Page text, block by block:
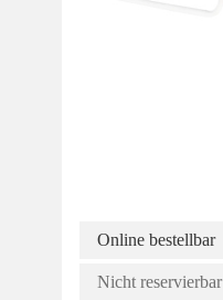
Online bestellbar
Nicht reservierbar